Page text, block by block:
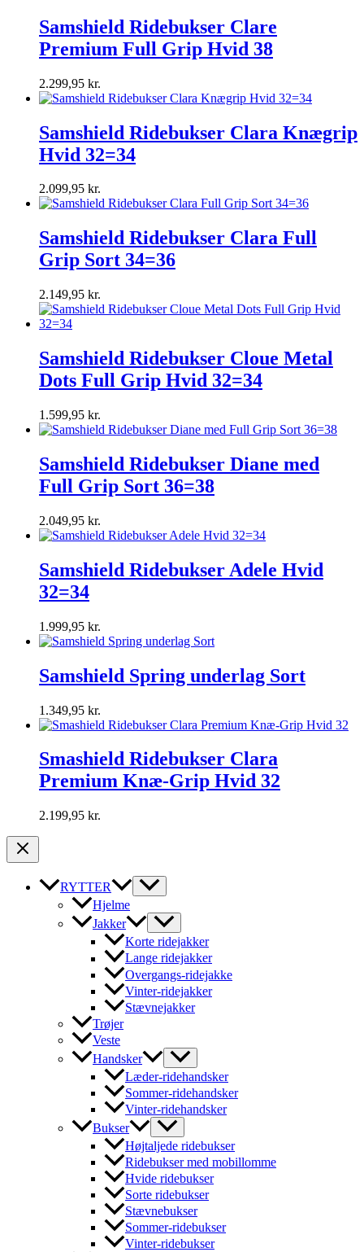
Samshield Ridebukser Clare
Premium Full Grip Hvid 38
2.299,95 kr.
Samshield Ridebukser Clara Knægrip
Hvid 32=34
2.099,95 kr.
Samshield Ridebukser Clara Full
Grip Sort 34=36
2.149,95 kr.
Samshield Ridebukser Cloue Metal
Dots Full Grip Hvid 32=34
1.599,95 kr.
Samshield Ridebukser Diane med
Full Grip Sort 36=38
2.049,95 kr.
Samshield Ridebukser Adele Hvid
32=34
1.999,95 kr.
Samshield Spring underlag Sort
1.349,95 kr.
Smashield Ridebukser Clara
Premium Knæ-Grip Hvid 32
2.199,95 kr.
RYTTER
Hjelme
Jakker
Korte ridejakker
Lange ridejakker
Overgangs-ridejakke
Vinter-ridejakker
Stævnejakker
Trøjer
Veste
Handsker
Læder-ridehandsker
Sommer-ridehandsker
Vinter-ridehandsker
Bukser
Højtaljede ridebukser
Ridebukser med mobillomme
Hvide ridebukser
Sorte ridebukser
Stævnebukser
Sommer-ridebukser
Vinter-ridebukser